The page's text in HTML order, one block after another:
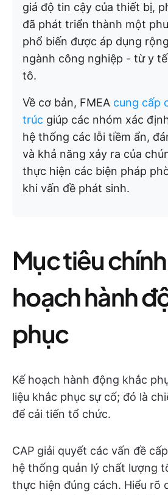
giá độ tin cậy của thiết bị,
đã phát triển thành một
phổ biến được áp dụng
ngành công nghiệp - từ y
tô.
Về cơ bản, FMEA cung cấp
trúc giúp các nhóm xác
hệ thống các lỗi tiềm ẩn,
và khả năng xảy ra của
thực hiện các biện pháp
khi vấn đề phát sinh.
Mục tiêu
hoạch hành
phục
Kế hoạch hành động khắc
liệu khắc phục sự cố; đó là
để cải tiến tổ chức.
CAP giải quyết các vấn đề
hệ thống quản lý chất lượng
thực hiện đúng cách. Hiểu rõ